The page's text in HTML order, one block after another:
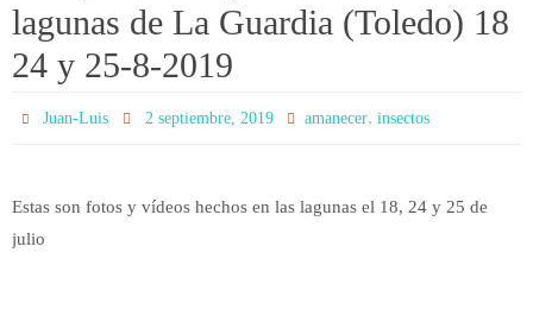
lagunas de La Guardia (Toledo) 18
24 y 25-8-2019
Juan-Luis 2 septiembre, 2019 amanecer, insectos
Estas son fotos y vídeos hechos en las lagunas el 18, 24 y 25 de
julio